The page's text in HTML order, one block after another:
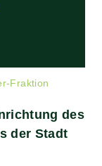
Fraktion
des
der Stadt